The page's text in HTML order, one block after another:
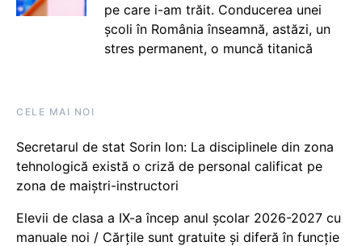
pe care i-am trăit. Conducerea unei
școli în România înseamnă, astăzi, un
stres permanent, o muncă titanică
CELE MAI NOI
Secretarul de stat Sorin Ion: La disciplinele din zona
tehnologică există o criză de personal calificat pe
zona de maiștri-instructori
Elevii de clasa a IX-a încep anul școlar 2026-2027 cu
manuale noi / Cărțile sunt gratuite și diferă în funcție